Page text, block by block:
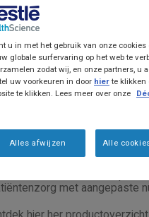
Product
Health Science, uw
met aangepaste
hier her
u in met het gebruik van onze cookies
globale surfervaring op het web te
zodat wij, en onze partners, u
uw voorkeuren in door hierte klikken
te klikken. Lees meer over onze
Alles afwijzen Alle